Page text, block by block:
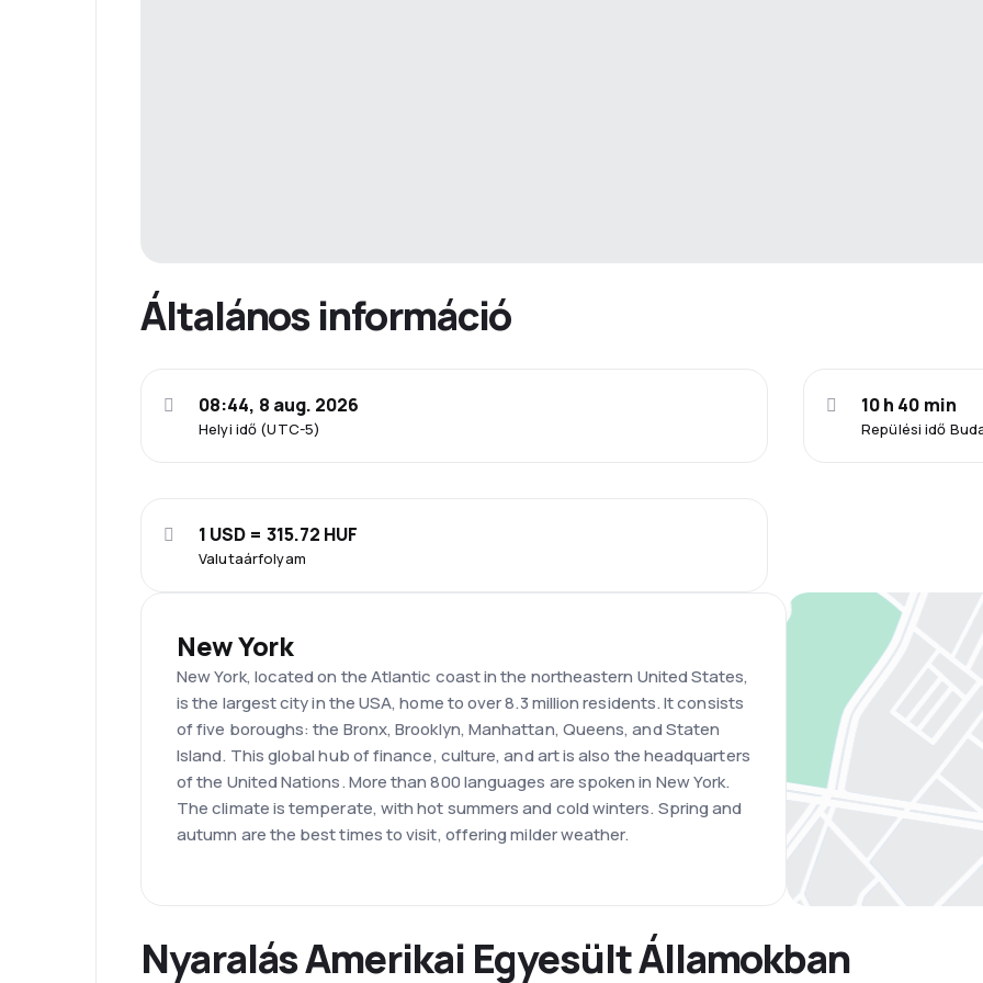
Általános információ
Helyi idő (UTC-5)
08:44, 8 aug. 2026
Repülési idő
10 h 40 min
Valutaárfolyam
1 USD = 315.72 HUF
New York
New York, located on the Atlantic coast in the northeastern United States,
is the largest city in the USA, home to over 8.3 million residents. It consists
of five boroughs: the Bronx, Brooklyn, Manhattan, Queens, and Staten
Island. This global hub of finance, culture, and art is also the headquarters
of the United Nations. More than 800 languages are spoken in New York.
The climate is temperate, with hot summers and cold winters. Spring and
autumn are the best times to visit, offering milder weather.
Nyaralás Amerikai Egyesült Államokban